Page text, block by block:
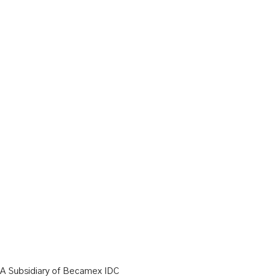
A Subsidiary of Becamex IDC